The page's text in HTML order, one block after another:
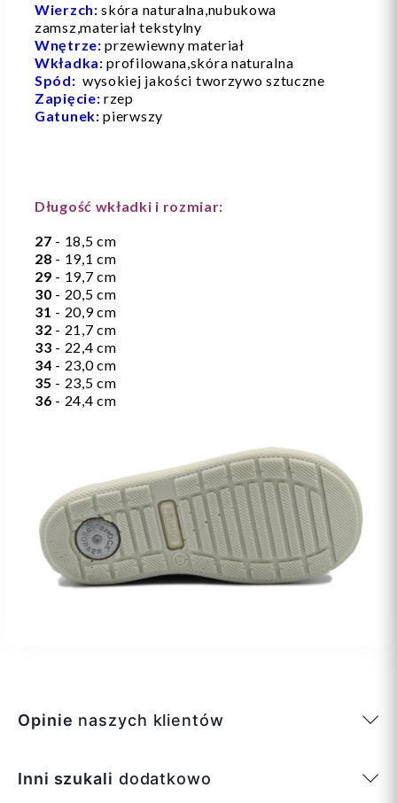
Wierzch: skóra naturalna,nubukowa
zamsz,materiał tekstylny
Wnętrze: przewiewny materiał
Wkładka: profilowana,skóra naturalna
Spód: wysokiej jakości tworzywo sztuczne
Zapięcie: rzep
Gatunek:pierwszy
Długość wkładki i rozmiar:
27 - 18,5 cm
28 - 19,1 cm
29 - 19,7 cm
30 - 20,5 cm
31 - 20,9 cm
32 - 21,7 cm
33 - 22,4 cm
34 - 23,0 cm
35 - 23,5 cm
36 - 24,4 cm
Opinie naszych klientów
Inni szukali dodatkowo